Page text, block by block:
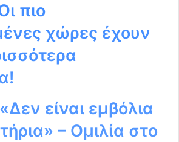
πιο
χώρες έχουν
είναι εμβόλια
– Ομιλία στο